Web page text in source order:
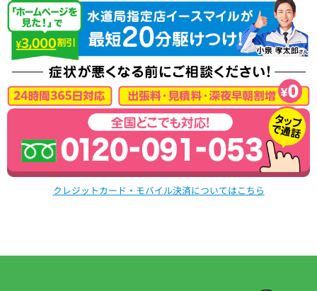
クレジットカード・モバイル決済についてはこちら